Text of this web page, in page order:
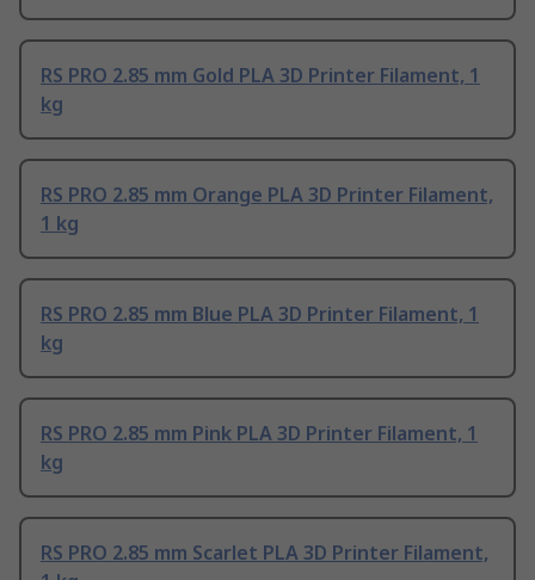
RS PRO 2.85 mm Gold PLA 3D Printer Filament, 1
kg
RS PRO 2.85 mm Orange PLA 3D Printer Filament,
1 kg
RS PRO 2.85 mm Blue PLA 3D Printer Filament, 1
kg
RS PRO 2.85 mm Pink PLA 3D Printer Filament, 1
kg
RS PRO 2.85 mm Scarlet PLA 3D Printer Filament,